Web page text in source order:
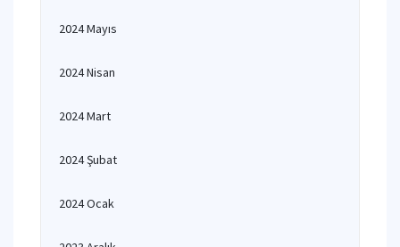
2024 Mayıs
2024 Nisan
2024 Mart
2024 Şubat
2024 Ocak